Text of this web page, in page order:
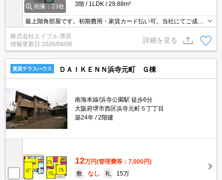
画像：23枚
3階
1LDK 29.88m²
最上階角部屋です。初期費用・家賃カード払い可。当社にてご成約
のお客様に限り礼金0・敷金0・仲介手数料0。初期費用を抑えたい
人におすすめ。画像の家具はCGであり付いていません。
株式会社エイブル 堺店
情報更新日 2026/08/06
詳細を見る
賃貸テラスハウス ＤＡＩＫＥＮＮ浜寺元町 Ｇ棟
南海本線/浜寺公園駅 徒歩6分
大阪府堺市西区浜寺元町５丁丁目
築24年
2階建
12万円(管理費等：7,000円)
敷
なし 礼
15万